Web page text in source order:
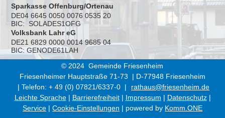
Sparkasse Offenburg/Ortenau
DE04 6645 0050 0076 0535 20
BIC: SOLADES1OFG
Volksbank Lahr eG
DE21 6829 0000 0014 9685 04
BIC: GENODE61LAH
© 2024 Gemeinde Friesenheim
Friesenheimer Hauptstraße 71-73 | D-77948 Friesenheim
| Telefon: + 49 (0) 07821/6337-0 |
rathaus@friesenheim.de
Leichte Sprache| Barrierefreiheit| Impressum | Datenschutz|
Service |Cookie-Einstellungen | powered by Komm.ONE